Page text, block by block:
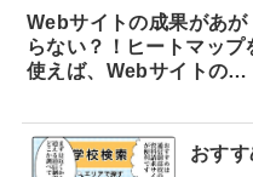
Webサイトの成果があが
らない？！ヒートマップ
使えば、Webサイトの課
プでできることを専門家
分かりやすく解説！
おす